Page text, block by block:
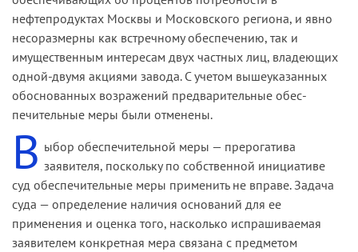
нефтепрод­уктах Москвы и Московского региона, и явно
несоразмерны как встречному обеспечению, так и
имущественным интересам двух частных лиц, владеющих
одной­-двумя акциями завода. С учетом вышеуказанных
обоснованных возражений предварительные обес­
печительные меры были отменены.
В ыбор обеспечительной меры — прерогатива
заявителя, по­скольку по собственной инициативе
суд обеспечительные меры применить не вправе. Задача
суда — определение наличия осно­ваний для ее
применения и оценка того, насколько испрашиваемая
заявителем конкретная мера связана с предметом